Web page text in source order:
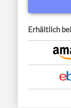
Erhältlich